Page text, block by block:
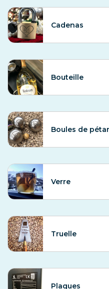
Cadenas
Bouteille
Boules de
Verre
Truelle
Plaques